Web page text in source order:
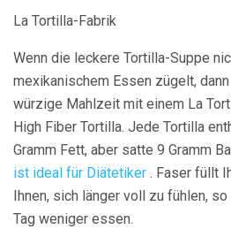
La Tortilla-Fabrik
Wenn die leckere Tortilla-Suppe
mexikanischem Essen zügelt,
würzige Mahlzeit mit einem La
High Fiber Tortilla. Jede Tortilla
Gramm Fett, aber satte 9 Gramm
ist ideal für Diätetiker . Faser füllt
Ihnen, sich länger voll zu fühlen,
Tag weniger essen.